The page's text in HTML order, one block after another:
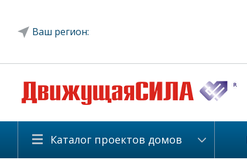
Ваш регион:
Каталог проектов домов